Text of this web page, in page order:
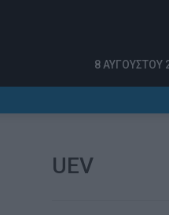
8 ΑΥΓΟΎΣΤΟΥ
UEV